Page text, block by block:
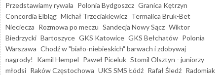
Przedstawiamy rywala Polonia Bydgoszcz Granica Kętrzyn
Concordia Elbląg Michał Trzeciakiewicz Termalica Bruk-Bet
Nieciecza Rozmowa po meczu Sandecja Nowy Sącz Wiktor
Biedrzycki Bartoszyce GKS Katowice GKS Bełchatów Polonia
Warszawa Chodź w "biało-niebieskich" barwach i zdobywaj
nagrody!
Kamil Hempel Paweł Piceluk Stomil Olsztyn - juniorzy
młodsi Raków Częstochowa UKS SMS Łódź Rafał Śledź Radomiak